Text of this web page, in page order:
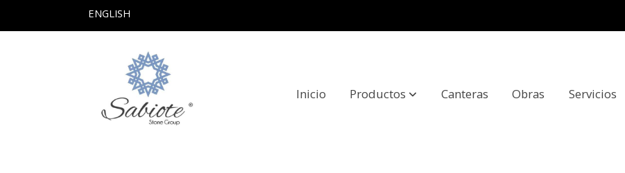
ENGLISH
Inicio Productos Canteras Obras Servicios